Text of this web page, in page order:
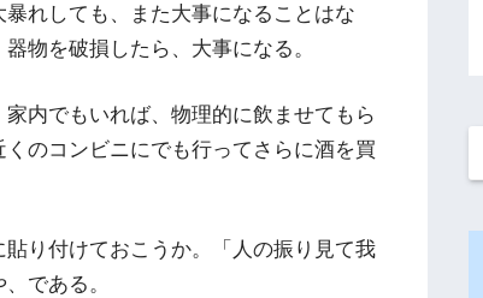
れしても、また大事になることはな
物を破損したら、大事になる。
内でもいれば、物理的に飲ませてもら
のコンビニにでも行ってさらに酒を買
り付けておこうか。「人の振り見て我
である。